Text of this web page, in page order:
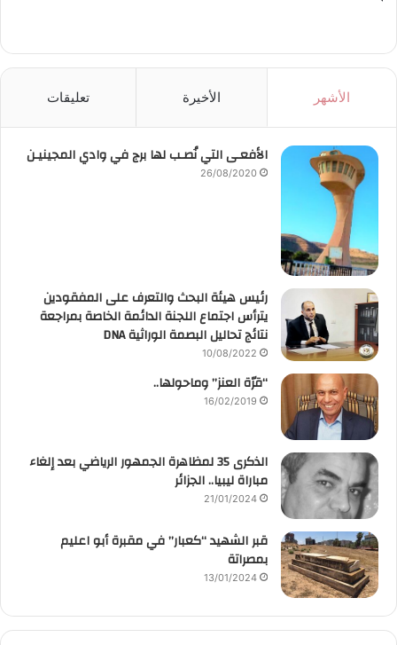
الأشهر الأخيرة تعليقات
الأفعـى التي نُصـب لها برج في وادي المجينيـن
26/08/2020
رئيس هيئة البحث والتعرف على المفقودين
يترأس اجتماع اللجنة الدائمة الخاصة بمراجعة
نتائج تحاليل البصمة الوراثية DNA
10/08/2022
“قرّة العنز” وماحولها..
16/02/2019
الذكرى 35 لمظاهرة الجمهور الرياضي بعد إلغاء
مباراة ليبيا.. الجزائر
21/01/2024
قبر الشهيد “كعبار” في مقبرة أبو اعليم
بمصراتة
13/01/2024